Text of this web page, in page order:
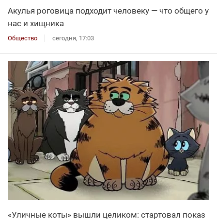
Акулья роговица подходит человеку — что общего у
нас и хищника
Общество сегодня, 17:03
«Уличные коты» вышли целиком: стартовал показ